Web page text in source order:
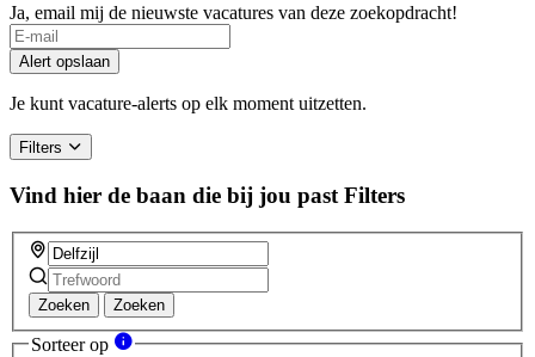
Ja, email mij de nieuwste vacatures van deze zoekopdracht!
If
you
are
a
ignore
this
field
Alert opslaan
Je kunt vacature-alerts op elk moment uitzetten.
Filters
Vind hier de baan die bij jou past Filters
Zoeken Zoeken
Sorteer op